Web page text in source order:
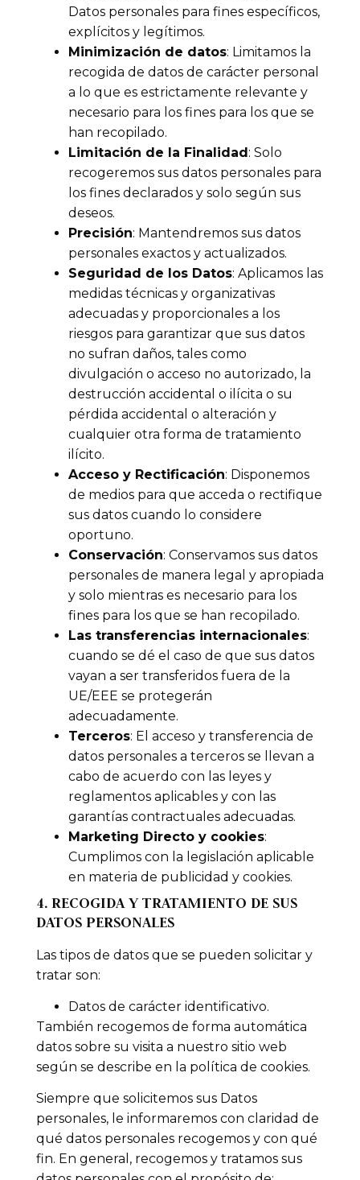
Datos personales para fines específicos,
explícitos y legítimos.
Minimización de datos: Limitamos la
recogida de datos de carácter personal
a lo que es estrictamente relevante y
necesario para los fines para los que se
han recopilado.
Limitación de la Finalidad: Solo
recogeremos sus datos personales para
los fines declarados y solo según sus
deseos.
Precisión: Mantendremos sus datos
personales exactos y actualizados.
Seguridad de los Datos: Aplicamos las
medidas técnicas y organizativas
adecuadas y proporcionales a los
riesgos para garantizar que sus datos
no sufran daños, tales como
divulgación o acceso no autorizado, la
destrucción accidental o ilícita o su
pérdida accidental o alteración y
cualquier otra forma de tratamiento
ilícito.
Acceso y Rectificación: Disponemos
de medios para que acceda o rectifique
sus datos cuando lo considere
oportuno.
Conservación: Conservamos sus datos
personales de manera legal y apropiada
y solo mientras es necesario para los
fines para los que se han recopilado.
Las transferencias internacionales:
cuando se dé el caso de que sus datos
vayan a ser transferidos fuera de la
UE/EEE se protegerán
adecuadamente.
Terceros: El acceso y transferencia de
datos personales a terceros se llevan a
cabo de acuerdo con las leyes y
reglamentos aplicables y con las
garantías contractuales adecuadas.
Marketing Directo y cookies:
Cumplimos con la legislación aplicable
en materia de publicidad y cookies.
4. RECOGIDA Y TRATAMIENTO DE SUS
DATOS PERSONALES
Las tipos de datos que se pueden solicitar y
tratar son:
Datos de carácter identificativo.
También recogemos de forma automática
datos sobre su visita a nuestro sitio web
según se describe en la política de cookies.
Siempre que solicitemos sus Datos
personales, le informaremos con claridad de
qué datos personales recogemos y con qué
fin. En general, recogemos y tratamos sus